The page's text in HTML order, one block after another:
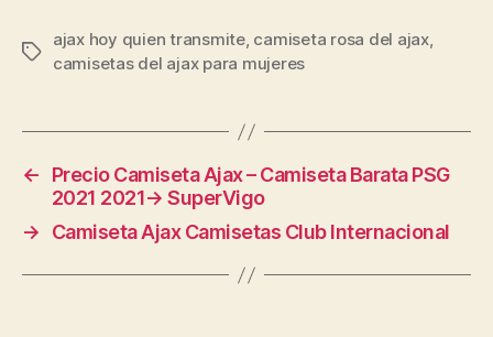
Etiquetas
ajax hoy quien transmite, camiseta rosa del ajax,
camisetas del ajax para mujeres
←
Precio Camiseta Ajax – Camiseta Barata PSG
2021 2021→ SuperVigo
→
Camiseta Ajax Camisetas Club Internacional